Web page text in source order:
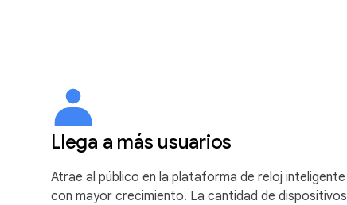
Llega a más usuarios
Atrae al público en la plataforma de reloj inteligente
con mayor crecimiento. La cantidad de dispositivos